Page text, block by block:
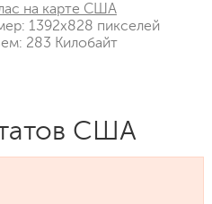
на карте США
1392x828 пикселей
283 Килобайт
США